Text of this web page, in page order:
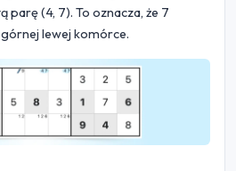
parę (4, 7). To oznacza, że 7
lewej komórce.